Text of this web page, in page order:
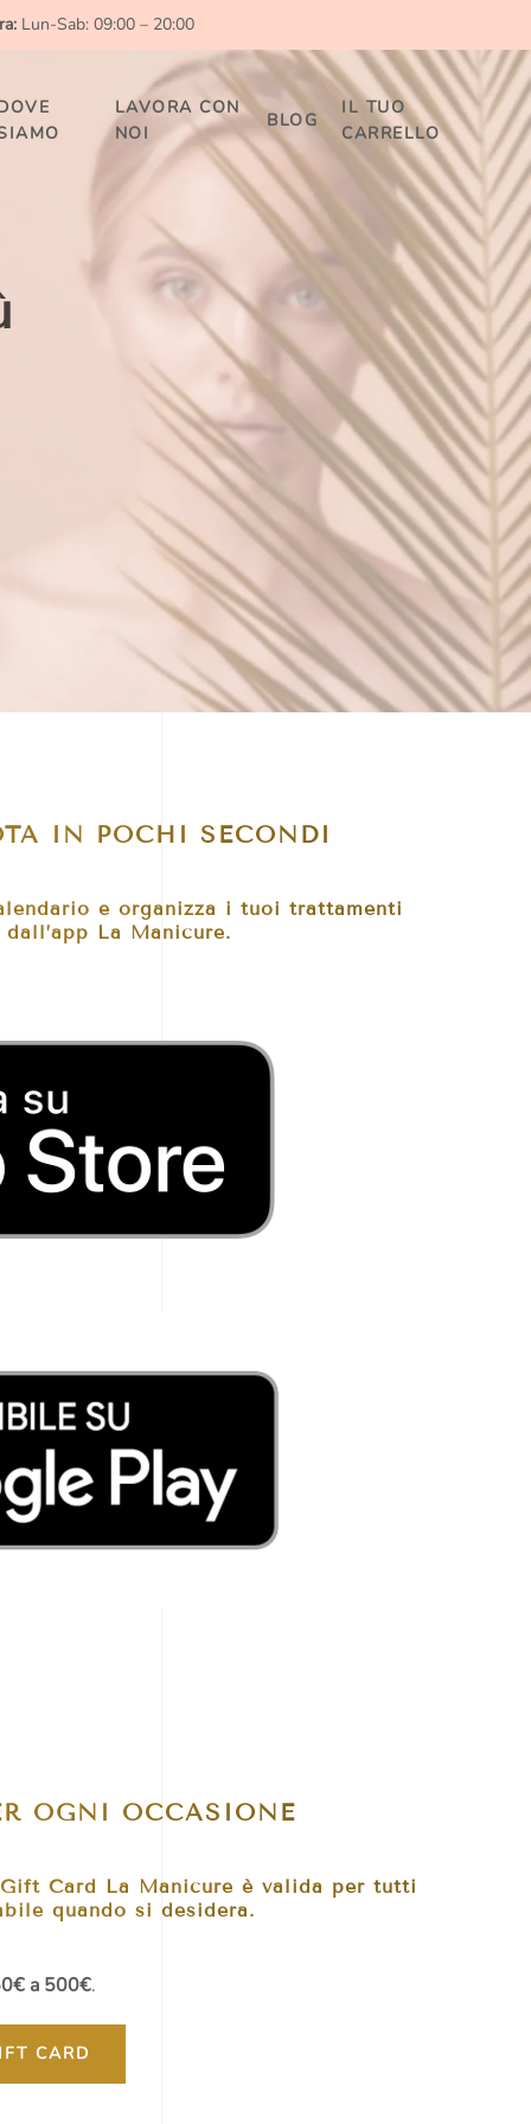
Lun-Sab: 09:00 – 20:00
LAVORA CON
NOI
BLOG
IL TUO
CARRELLO
IN POCHI SECONDI
e organizza i tuoi trattamenti
La Manicure.
OGNI OCCASIONE
Card La Manicure è valida per tutti
quando si desidera.
a 500€.
CARD